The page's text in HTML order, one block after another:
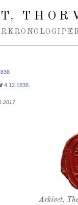
,
KRONOLOGI
4.12.1838
Arkivet,